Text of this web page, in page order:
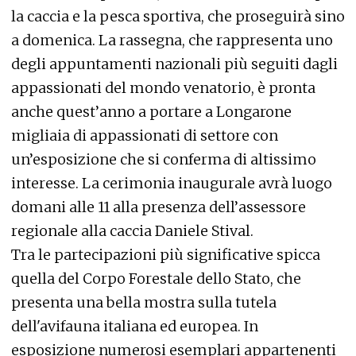
la caccia e la pesca sportiva, che proseguirà sino
a domenica. La rassegna, che rappresenta uno
degli appuntamenti nazionali più seguiti dagli
appassionati del mondo venatorio, è pronta
anche quest’anno a portare a Longarone
migliaia di appassionati di settore con
un’esposizione che si conferma di altissimo
interesse. La cerimonia inaugurale avrà luogo
domani alle 11 alla presenza dell’assessore
regionale alla caccia Daniele Stival.
Tra le partecipazioni più significative spicca
quella del Corpo Forestale dello Stato, che
presenta una bella mostra sulla tutela
dell'avifauna italiana ed europea. In
esposizione numerosi esemplari appartenenti